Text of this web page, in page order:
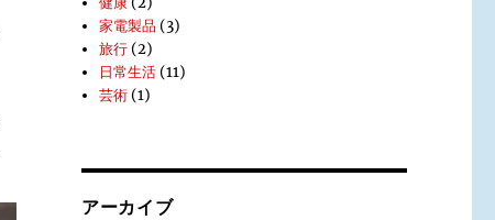
家電製品 (3)
旅行(2)
日常生活(11)
芸術(1)
アーカイブ